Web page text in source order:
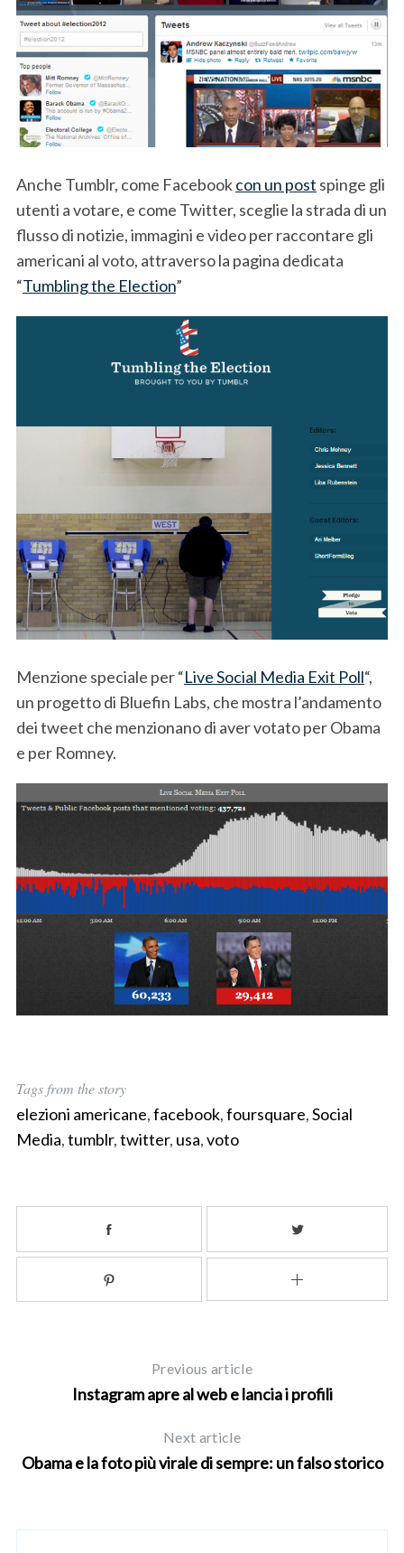
Anche Tumblr, come Facebookcon un post spinge gli
utenti a votare, e come Twitter, sceglie la strada di un
flusso di notizie, immagini e video per raccontare gli
americani al voto, attraverso la pagina dedicata
“Tumbling the Election”
Menzione speciale per “Live Social Media Exit Poll“,
un progetto di Bluefin Labs, che mostra l’andamento
dei tweet che menzionano di aver votato per Obama
e per Romney.
Tags from the story
elezioni americane,facebook,foursquare,Social
Media,tumblr,twitter, usa,voto
Previous article
Instagram apre al web e lancia i profili
Next article
Obama e la foto più virale di sempre: un falso storico